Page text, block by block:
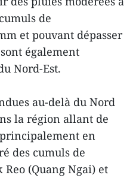
de
et pouvant dépasser
également
Nord-Est.
au-delà du Nord
la région allant de
en
des cumuls de
(Quang Ngai) et